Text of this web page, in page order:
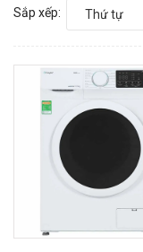
Sắp xếp: Thứ tự